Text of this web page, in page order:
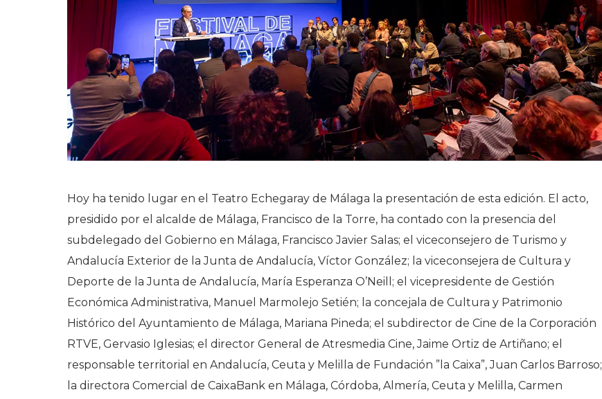
Hoy ha tenido lugar en el Teatro Echegaray de Málaga la presentación de esta edición. El acto,
presidido por el alcalde de Málaga, Francisco de la Torre, ha contado con la presencia del
subdelegado del Gobierno en Málaga, Francisco Javier Salas; el viceconsejero de Turismo y
Andalucía Exterior de la Junta de Andalucía, Víctor González; la viceconsejera de Cultura y
Deporte de la Junta de Andalucía, María Esperanza O’Neill; el vicepresidente de Gestión
Económica Administrativa, Manuel Marmolejo Setién; la concejala de Cultura y Patrimonio
Histórico del Ayuntamiento de Málaga, Mariana Pineda; el subdirector de Cine de la Corporación
RTVE, Gervasio Iglesias; el director General de Atresmedia Cine, Jaime Ortiz de Artiñano; el
responsable territorial en Andalucía, Ceuta y Melilla de Fundación ”la Caixa”, Juan Carlos Barroso;
la directora Comercial de CaixaBank en Málaga, Córdoba, Almería, Ceuta y Melilla, Carmen